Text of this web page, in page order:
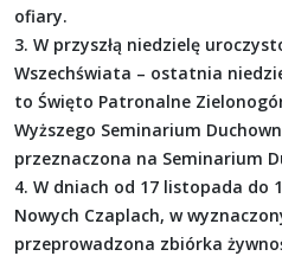
ofiary.
3. W przyszłą niedzielę
Wszechświata – ostatnia
to Święto Patronalne
Wyższego Seminarium
przeznaczona na Seminarium
4. W dniach od 17 listopada do
Nowych Czaplach, w
przeprowadzona zbiórka